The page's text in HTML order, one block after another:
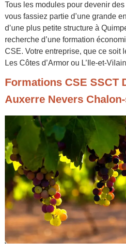
Tous les modules pour devenir
vous fassiez partie d’une grande
d’une plus petite structure à
recherche d’une formation
CSE. Votre entreprise, que ce soit
Les Côtes d’Armor ou L’Ile-et-
Formations CSE SSCT
Auxerre Nevers